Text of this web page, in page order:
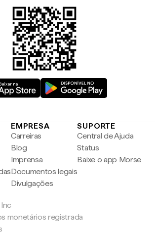
EMPRESA
Carreiras
Blog
Imprensa
Documentos legais
Divulgações
SUPORTE
Central de Ajuda
Status
Baixe o app Morse
monetários registrada